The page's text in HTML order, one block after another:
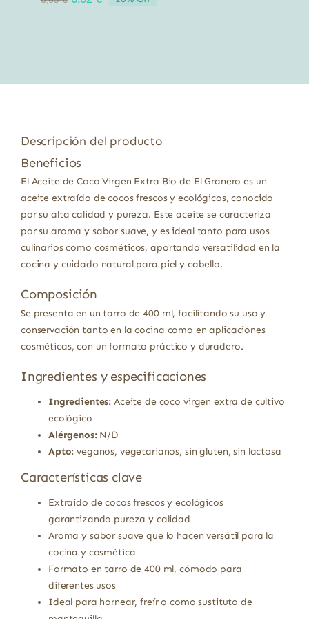
Descripción del producto
Beneficios
El Aceite de Coco Virgen Extra Bio de El Granero es un
aceite extraído de cocos frescos y ecológicos, conocido
por su alta calidad y pureza. Este aceite se caracteriza
por su aroma y sabor suave, y es ideal tanto para usos
culinarios como cosméticos, aportando versatilidad en la
cocina y cuidado natural para piel y cabello.
Composición
Se presenta en un tarro de 400 ml, facilitando su uso y
conservación tanto en la cocina como en aplicaciones
cosméticas, con un formato práctico y duradero.
Ingredientes y especificaciones
Ingredientes: Aceite de coco virgen extra de cultivo
ecológico
Alérgenos:N/D
Apto: veganos, vegetarianos, sin gluten, sin lactosa
Características clave
Extraído de cocos frescos y ecológicos
garantizando pureza y calidad
Aroma y sabor suave que lo hacen versátil para la
cocina y cosmética
Formato en tarro de 400 ml, cómodo para
diferentes usos
Ideal para hornear, freír o como sustituto de